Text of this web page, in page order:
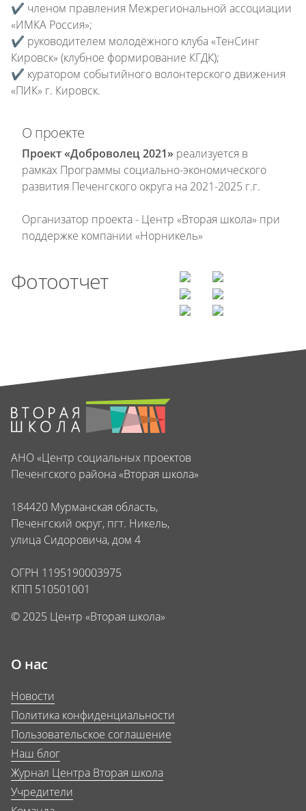
✔️ членом правления Межрегиональной ассоциации
«ИМКА Россия»;
✔️ руководителем молодёжного клуба «ТенСинг
Кировск» (клубное формирование КГДК);
✔️ куратором событийного волонтерского движения
«ПИК» г. Кировск.
О проекте
Проект «Доброволец 2021» реализуется в
рамках Программы социально-экономического
развития Печенгского округа на 2021-2025 г.г.
Организатор проекта - Центр «Вторая школа» при
поддержке компании «Норникель»
Фотоотчет
АНО «Центр социальных проектов
Печенгского района «Вторая школа»
184420 Мурманская область,
Печенгский округ, пгт. Никель,
улица Сидоровича, дом 4
ОГРН 1195190003975
КПП 510501001
© 2025 Центр «Вторая школа»
О нас
Новости
Политика конфиденциальности
Пользовательское соглашение
Наш блог
Журнал Центра Вторая школа
Учредители